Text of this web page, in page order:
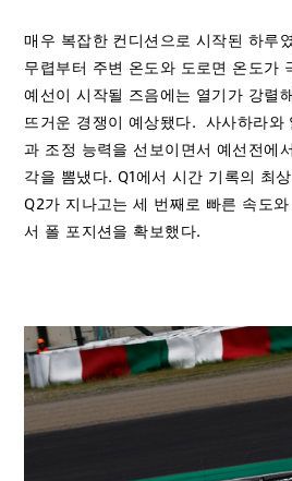
매우 복잡한 컨디션으로 시작된 하루
무렵부터 주변 온도와 도로면 온도가
예선이 시작될 즈음에는 열기가 강렬
뜨거운 경쟁이 예상됐다. 사사하라와
과 조정 능력을 선보이면서 예선전에
각을 뽐냈다. Q1에서 시간 기록의 최
Q2가 지나고는 세 번째로 빠른 속도
서 폴 포지션을 확보했다.